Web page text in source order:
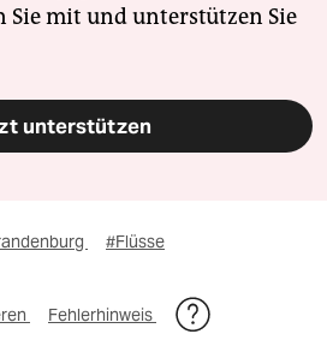
Sie mit und unterstützen Sie
unterstützen
#Flüsse
Fehlerhinweis